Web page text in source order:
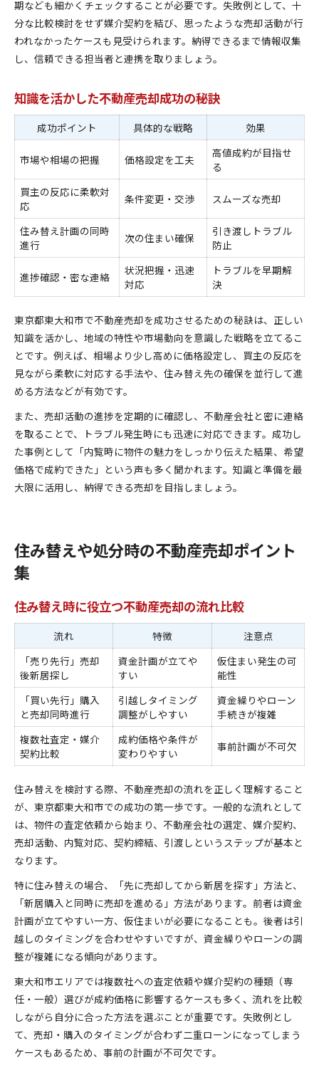
期なども細かくチェックすることが必要です。失敗例として、十
分な比較検討をせず媒介契約を結び、思ったような売却活動が行
われなかったケースも見受けられます。納得できるまで情報収集
し、信頼できる担当者と連携を取りましょう。
知識を活かした不動産売却成功の秘訣
成功ポイント 具体的な戦略 効果
市場や相場の把握 価格設定を工夫
高値成約が目指せ
る
買主の反応に柔軟対
応
条件変更・交渉 スムーズな売却
住み替え計画の同時
進行
次の住まい確保
引き渡しトラブル
防止
進捗確認・密な連絡
状況把握・迅速
対応
トラブルを早期解
決
東京都東大和市で不動産売却を成功させるための秘訣は、正しい
知識を活かし、地域の特性や市場動向を意識した戦略を立てるこ
とです。例えば、相場より少し高めに価格設定し、買主の反応を
見ながら柔軟に対応する手法や、住み替え先の確保を並行して進
める方法などが有効です。
また、売却活動の進捗を定期的に確認し、不動産会社と密に連絡
を取ることで、トラブル発生時にも迅速に対応できます。成功し
た事例として「内覧時に物件の魅力をしっかり伝えた結果、希望
価格で成約できた」という声も多く聞かれます。知識と準備を最
大限に活用し、納得できる売却を目指しましょう。
住み替えや処分時の不動産売却ポイント
集
住み替え時に役立つ不動産売却の流れ比較
流れ 特徴
注意点
「売り先行」売却
後新居探し
資金計画が立てや
すい
仮住まい発生の可
能性
「買い先行」購入
と売却同時進行
引越しタイミング
調整がしやすい
資金繰りやローン
手続きが複雑
複数社査定・媒介
契約比較
成約価格や条件が
変わりやすい
事前計画が不可欠
住み替えを検討する際、不動産売却の流れを正しく理解すること
が、東京都東大和市での成功の第一歩です。一般的な流れとして
は、物件の査定依頼から始まり、不動産会社の選定、媒介契約、
売却活動、内覧対応、契約締結、引渡しというステップが基本と
なります。
特に住み替えの場合、「先に売却してから新居を探す」方法と、
「新居購入と同時に売却を進める」方法があります。前者は資金
計画が立てやすい一方、仮住まいが必要になることも。後者は引
越しのタイミングを合わせやすいですが、資金繰りやローンの調
整が複雑になる傾向があります。
東大和市エリアでは複数社への査定依頼や媒介契約の種類（専
任・一般）選びが成約価格に影響するケースも多く、流れを比較
しながら自分に合った方法を選ぶことが重要です。失敗例とし
て、売却・購入のタイミングが合わず二重ローンになってしまう
ケースもあるため、事前の計画が不可欠です。